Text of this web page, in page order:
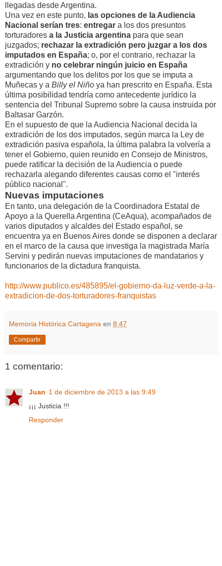
llegadas desde Argentina.
Una vez en este punto, las opciones de la Audiencia
Nacional serían tres: entregar a los dos presuntos
torturadores a la Justicia argentina para que sean
juzgados; rechazar la extradición pero juzgar a los dos
imputados en España; o, por el contrario, rechazar la
extradición y no celebrar ningún juicio en España
argumentando que los delitos por los que se imputa a
Muñecas y a Billy el Niño ya han prescrito en España. Esta
última posibilidad tendría como antecedente jurídico la
sentencia del Tribunal Supremo sobre la causa instruida por
Baltasar Garzón.
En el supuesto de que la Audiencia Nacional decida la
extradición de los dos imputados, según marca la Ley de
extradición pasiva española, la última palabra la volvería a
tener el Gobierno, quien reunido en Consejo de Ministros,
puede ratificar la decisión de la Audiencia o puede
rechazarla alegando diferentes causas como el "interés
público nacional".
Nuevas imputaciones
En tanto, una delegación de la Coordinadora Estatal de
Apoyo a la Querella Argentina (CeAqua), acompañados de
varios diputados y alcaldes del Estado español, se
encuentra ya en Buenos Aires donde se disponen a declarar
en el marco de la causa que investiga la magistrada María
Servini y pedirán nuevas imputaciones de mandatarios y
funcionarios de la dictadura franquista.
http://www.publico.es/485895/el-gobierno-da-luz-verde-a-la-
extradicion-de-dos-torturadores-franquistas
Memoria Histórica Cartagena en 8:47
Compartir
1 comentario:
Juan 1 de diciembre de 2013 a las 9:49
¡¡¡ Justicia !!!
Responder